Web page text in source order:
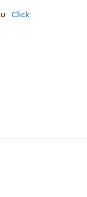
Click